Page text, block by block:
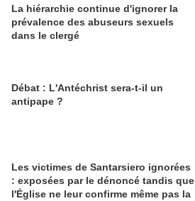
La hiérarchie continue d'ignorer la
prévalence des abuseurs sexuels
dans le clergé
Débat : L'Antéchrist sera-t-il un
antipape ?
Les victimes de Santarsiero ignorées
: exposées par le dénoncé tandis que
l'Église ne leur confirme même pas la